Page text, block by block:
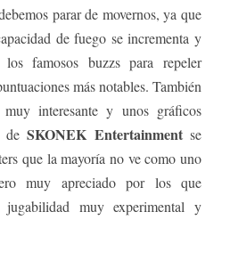
parar de movernos, ya que
de fuego se incrementa y
famosos buzzs para repeler
más notables. También
interesante y unos gráficos
deSKONEK Entertainmentse
que la mayoría no ve como uno
muy apreciado por los que
muy experimental y